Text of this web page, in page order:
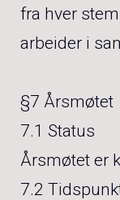
fra hver
arbeider i
§7 Årsmøtet
7.1 Status
Årsmøtet er
7.2